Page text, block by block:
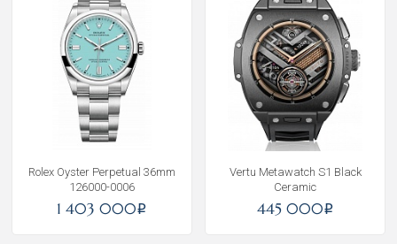
Rolex Oyster Perpetual 36mm
126000-0006
1 403 000i
Vertu Metawatch S1 Black
Ceramic
445 000i